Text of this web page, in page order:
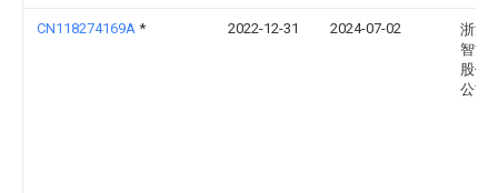
CN118274169A * 2022-12-31 2024-07-02
浙江
智能
股份
公司